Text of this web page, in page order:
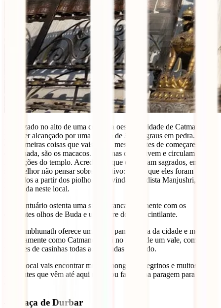
Localizado no alto de uma colina, a oeste da cidade de Catmandu,
pode ser alcançado por uma subida de 365 degraus em pedra. Uma
das primeiras coisas que vais notar, mesmo antes de começares a
caminhada, são os macacos. Centenas deles vivem e circulam pelas
instalações do templo. Acredita-se que eles sejam sagrados, embora
seja melhor não pensar sobre o motivo: dizem que eles foram
formados a partir dos piolhos da divindade budista Manjushri, que
foi criada neste local.
Este santuário ostenta uma stupa branca imponente com os
cativantes olhos de Buda e uma torre dourada cintilante.
Swayambhunath oferece uma vista panorâmica da cidade e mostra-
te exatamente como Catmandu está no fundo de um vale, com os
milhares de casinhas todas acumuladas no fundo.
Neste local vais encontrar muitos monges, peregrinos e muitos
habitantes que vêm até aqui rezar, ou fazer uma paragem para
4- Praça de Durbar